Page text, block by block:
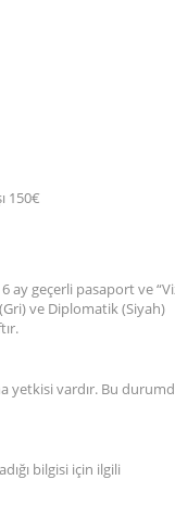
150€
ay geçerli pasaport ve
ve Diplomatik (Siyah)
yetkisi vardır. Bu
bilgisi için ilgili